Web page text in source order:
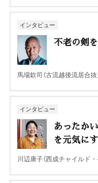
インタビュー
不老の剣
馬場欽司（古流越後流居合抜
インタビュー
あったか
を元気に
川辺康子（西成チャイルド